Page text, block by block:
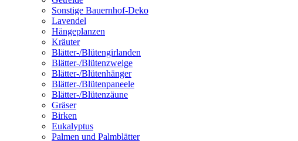
Sonstige Bauernhof-Deko
Lavendel
Hängeplanzen
Kräuter
Blätter-/Blütengirlanden
Blätter-/Blütenzweige
Blätter-/Blütenhänger
Blätter-/Blütenpaneele
Blätter-/Blütenzäune
Gräser
Birken
Eukalyptus
Palmen und Palmblätter